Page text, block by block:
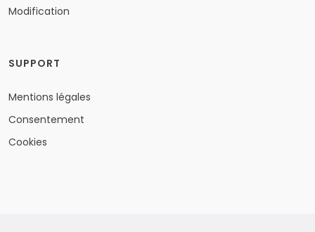
Modification
SUPPORT
Mentions légales
Consentement
Cookies